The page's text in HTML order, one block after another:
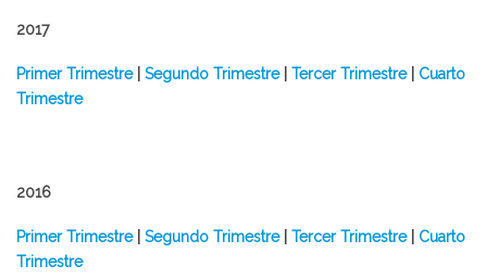
2017
Primer Trimestre| Segundo Trimestre| Tercer Trimestre| Cuarto
Trimestre
2016
Primer Trimestre| Segundo Trimestre| Tercer Trimestre| Cuarto
Trimestre